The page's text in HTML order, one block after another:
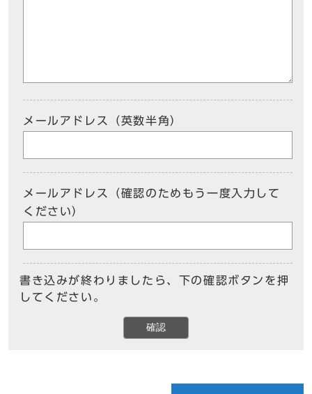
メールアドレス（英数半角）
メールアドレス（確認のためもう一度入力して
ください）
書き込みが終わりましたら、下の確認ボタンを押
してください。
確認